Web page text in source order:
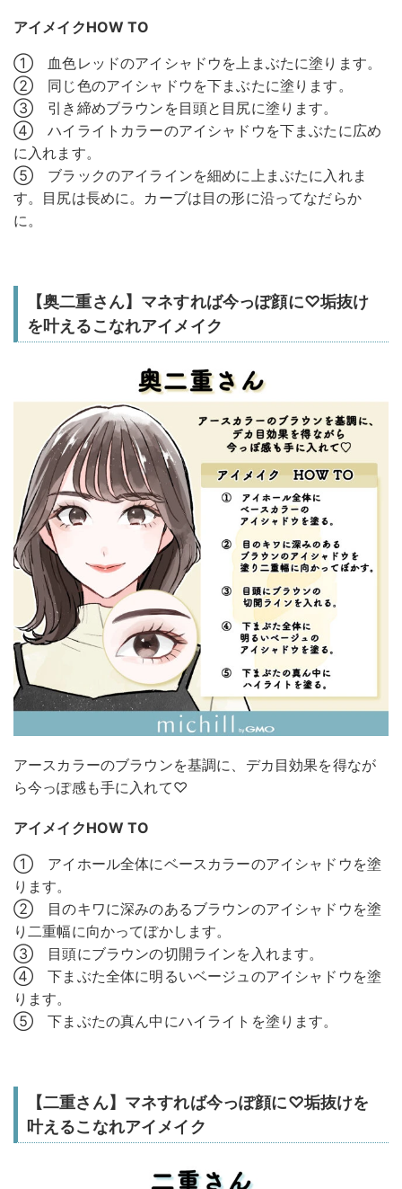
アイメイクHOW TO
① 血色レッドのアイシャドウを上まぶたに塗ります。
② 同じ色のアイシャドウを下まぶたに塗ります。
③ 引き締めブラウンを目頭と目尻に塗ります。
④ ハイライトカラーのアイシャドウを下まぶたに広め
に入れます。
⑤ ブラックのアイラインを細めに上まぶたに入れま
す。目尻は長めに。カーブは目の形に沿ってなだらか
に。
【奥二重さん】マネすれば今っぽ顔に♡垢抜け
を叶えるこなれアイメイク
アースカラーのブラウンを基調に、デカ目効果を得なが
ら今っぽ感も手に入れて♡
アイメイクHOW TO
① アイホール全体にベースカラーのアイシャドウを塗
ります。
② 目のキワに深みのあるブラウンのアイシャドウを塗
り二重幅に向かってぼかします。
③ 目頭にブラウンの切開ラインを入れます。
④ 下まぶた全体に明るいベージュのアイシャドウを塗
ります。
⑤ 下まぶたの真ん中にハイライトを塗ります。
【二重さん】マネすれば今っぽ顔に♡垢抜けを
叶えるこなれアイメイク